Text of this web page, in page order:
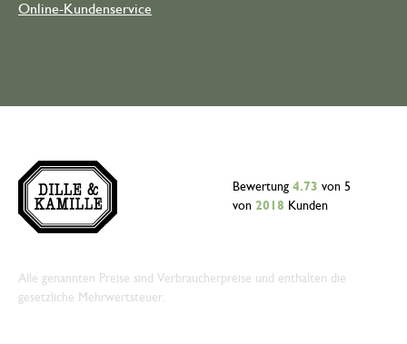
Online-Kundenservice
Bewertung 4.73 von 5
von 2018 Kunden
Alle genannten Preise sind Verbraucherpreise und enthalten die
gesetzliche Mehrwertsteuer.